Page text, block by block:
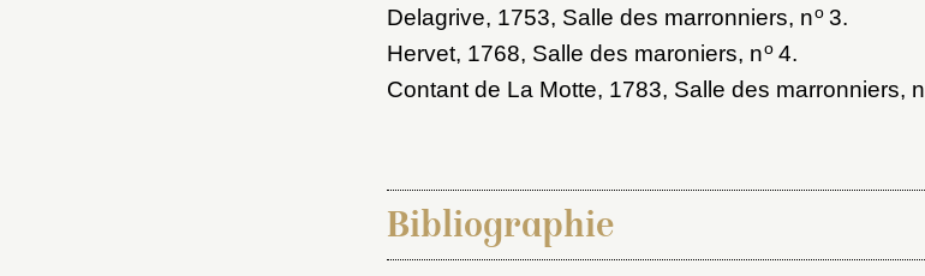
Delagrive, 1753, Salle des marronniers, no3.
Hervet, 1768, Salle des maroniers, no4.
Contant de La Motte, 1783, Salle des marronniers, n
Bibliographie